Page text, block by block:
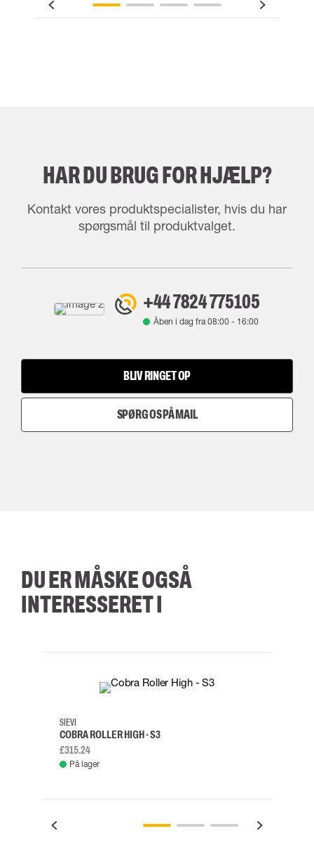
HAR DU BRUG FOR HJÆLP?
Kontakt vores produktspecialister, hvis du har
spørgsmål til produktvalget.
+44 7824 775105
Åben i dag fra08:00- 16:00
BLIV RINGET OP
SPØRG OS PÅ MAIL
DU ER MÅSKE OGSÅ
INTERESSERET I
38
SIEVI
COBRA ROLLER HIGH - S3
£315.24
På lager